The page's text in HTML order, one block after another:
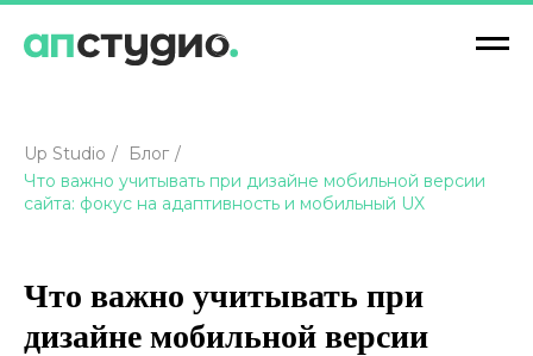
Up Studio / Блог /
Что важно учитывать при дизайне мобильной версии
сайта: фокус на адаптивность и мобильный UX
Что важно учитывать при
дизайне мобильной версии